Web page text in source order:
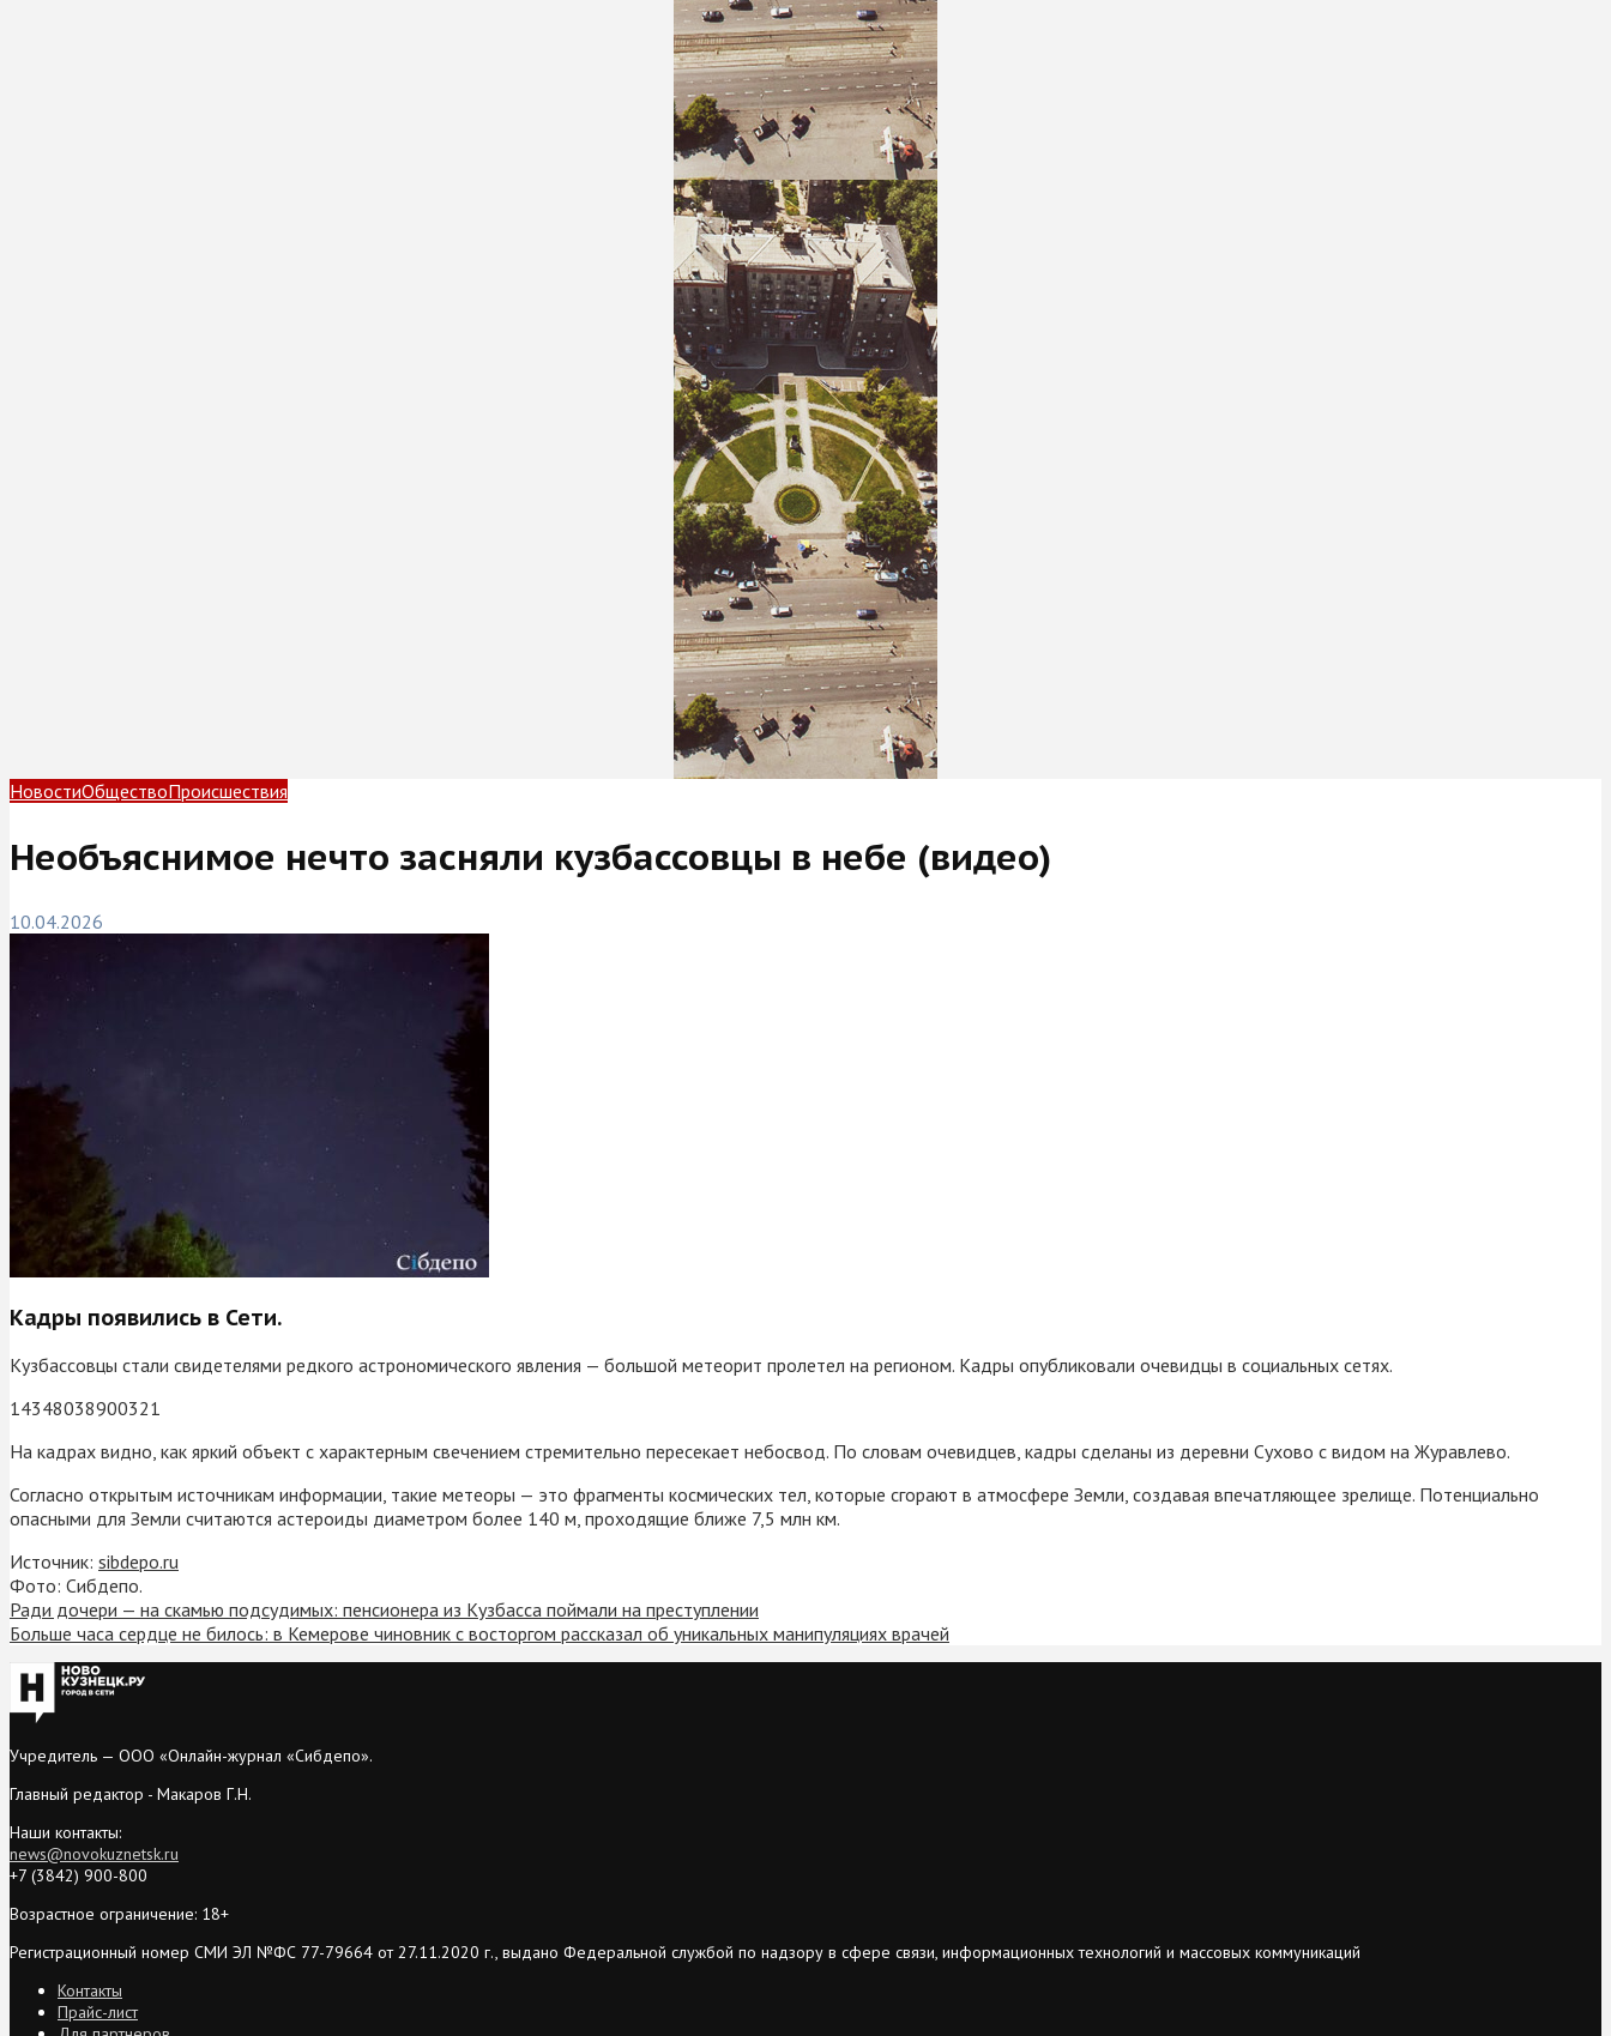
НовостиОбществоПроисшествия
Необъяснимое нечто засняли кузбассовцы в небе (видео)
10.04.2026
Кадры появились в Сети.
Кузбассовцы стали свидетелями редкого астрономического явления — большой метеорит пролетел на регионом. Кадры опубликовали очевидцы в социальных сетях.
14348038900321
На кадрах видно, как яркий объект с характерным свечением стремительно пересекает небосвод. По словам очевидцев, кадры сделаны из деревни Сухово с видом на Журавлево.
Согласно открытым источникам информации, такие метеоры — это фрагменты космических тел, которые сгорают в атмосфере Земли, создавая впечатляющее зрелище. Потенциально
опасными для Земли считаются астероиды диаметром более 140 м, проходящие ближе 7,5 млн км.
Источник: sibdepo.ru
Фото: Сибдепо.
Ради дочери — на скамью подсудимых: пенсионера из Кузбасса поймали на преступлении
Больше часа сердце не билось: в Кемерове чиновник с восторгом рассказал об уникальных манипуляциях врачей
Учредитель — ООО «Онлайн-журнал «Сибдепо».
Главный редактор - Макаров Г.Н.
Наши контакты:
news@novokuznetsk.ru
+7 (3842) 900-800
Возрастное ограничение: 18+
Регистрационный номер СМИ ЭЛ №ФС 77-79664 от 27.11.2020 г., выдано Федеральной службой по надзору в сфере связи, информационных технологий и массовых коммуникаций
Контакты
Прайс-лист